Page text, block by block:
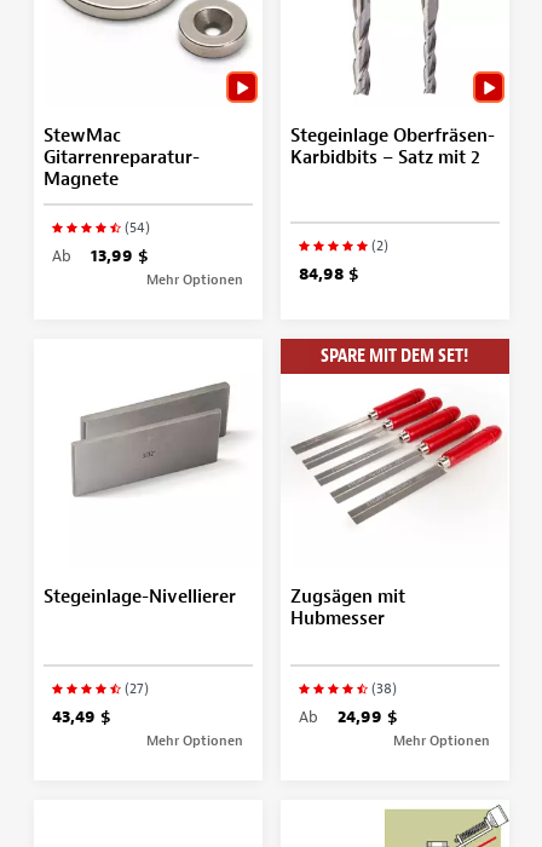
StewMac
Gitarrenreparatur-
Magnete
(54)
Ab 13,99 $
Mehr Optionen
Stegeinlage Oberfräsen-
Karbidbits – Satz mit 2
(2)
84,98 $
Stegeinlage-Nivellierer
(27)
43,49 $
Mehr Optionen
SPARE MIT DEM SET!
Zugsägen mit
Hubmesser
(38)
Ab 24,99 $
Mehr Optionen